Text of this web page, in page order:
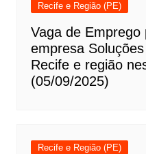
Recife e Região (PE)
Vaga de
empresa
Recife e região
(05/09/2025)
Recife e Região (PE)